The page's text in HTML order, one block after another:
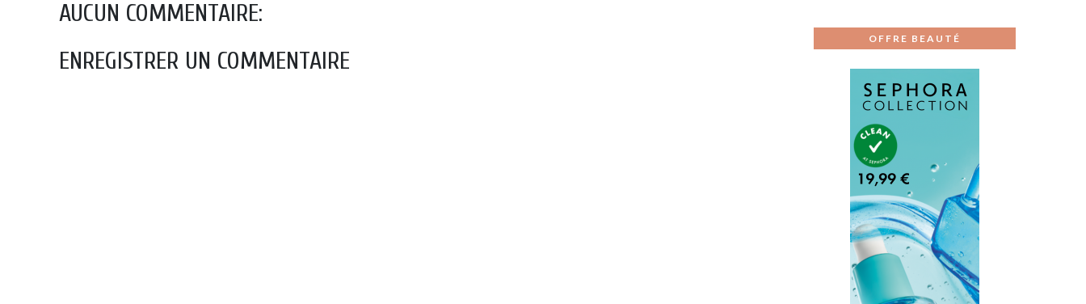
AUCUN COMMENTAIRE:
ENREGISTRER UN COMMENTAIRE
OFFRE BEAUTÉ